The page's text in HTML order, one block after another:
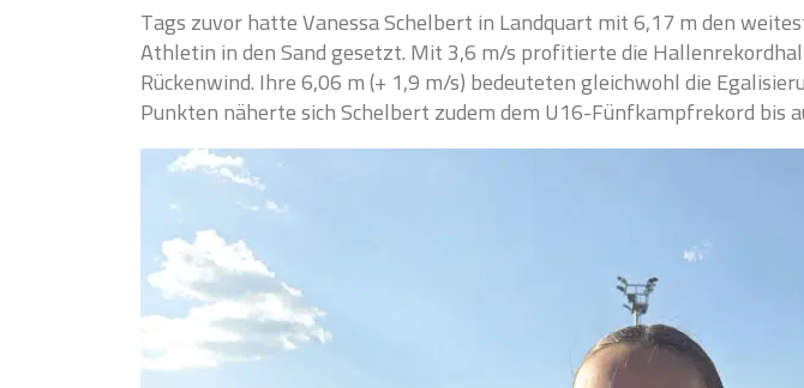
Tags zuvor hatte Vanessa Schelbert in Landquart mit 6,17 m den
Athletin in den Sand gesetzt. Mit 3,6 m/s profitierte die
Rückenwind. Ihre 6,06 m (+ 1,9 m/s) bedeuteten gleichwohl die
Punkten näherte sich Schelbert zudem dem U16-Fünfkampfrekord bis